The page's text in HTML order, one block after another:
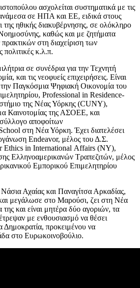
ασχολείται συστηματικά με τις
ανάμεσα σε ΗΠΑ και ΕΕ, ειδικά στους
της ηθικής διακυβέρνησης, σε ολόκληρο
καθώς και με ζητήματα
στη διαχείριση των
πολιτικές κ.λ.π.
σε συνέδρια για την Τεχνητή
και τις νεοφυείς επιχειρήσεις. Είναι
την Παγκόσμια Ψηφιακή Οικονομία του
Professional in Residence-
της Νέας Υόρκης (CUNY),
Καινοτομίας της ΑΣΟΕΕ, και
σύλλογο αποφοίτων
στη Νέα Υόρκη. Έχει διατελέσει
Endeavor, μέλος του Δ.Σ.
Ethics in International Affairs (NY),
Ελληνοαμερικανών Τραπεζιτών, μέλος
Εμπορικού Επιμελητηρίου
Αχαίας και Παναγίτσα Αρκαδίας,
μεγάλωσε στο Μαρούσι, ζει στη Νέα
και είναι μητέρα δύο αγοριών, τα
με ενθουσιασμό να θέσει
προκειμένου να
στο Ευρωκοινοβούλιο.